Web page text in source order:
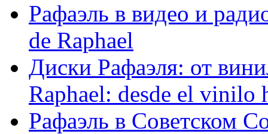
Рафаэль в видео и
de Raphael
Диски Рафаэля: от
Raphael: desde el vinilo
Рафаэль в Советском